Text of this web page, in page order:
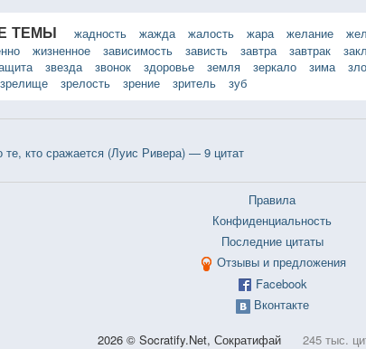
ТЕМЫ жадность жажда жалость жара желание
жизненное зависимость зависть завтра завтрак
звезда звонок здоровье земля зеркало зима зло
зрелище зрелость зрение зритель зуб
кто сражается (Луис Ривера) — 9 цитат
Правила
Конфиденциальность
Последние цитаты
Отзывы и предложения
Facebook
Вконтакте
2026 © Socratify.Net, Сократифай 245 тыс.